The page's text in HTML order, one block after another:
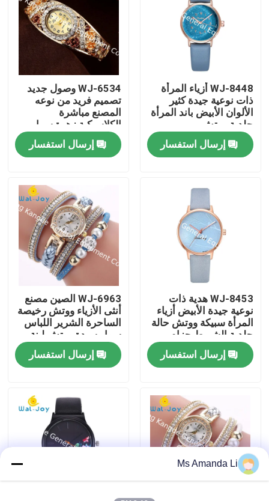
منزل، بيت
معلومات عنا
جولة في المعمل
مراقبة الجودة
اتصل بنا
حالات
اطلب اقتباس
WJ-8448 أزياء المرأة
ذات نوعية جيدة كثير
الألوان الأبيض باند المرأة
جلدية ووتش
إرسال استفسار
WJ-6534 وصول جديد
تصميم فريد من نوعه
المصنع مباشرة
الكلاسيكية زهرة سوار
ووتش
إرسال استفسار
WJ-8453 هدية ذات
نوعية جيدة الأبيض أزياء
المرأة سبيكة ووتش حالة
جلدية الشريط حزام
ساعة
إرسال استفسار
WJ-6963 الصين مصنع
أنثى الأزياء ووتش رخيصة
الساحرة الشرير اللباس
سوار سيدة ووتش لينة
نسيج فتاة اليد
إرسال استفسار
Ms Amanda Li